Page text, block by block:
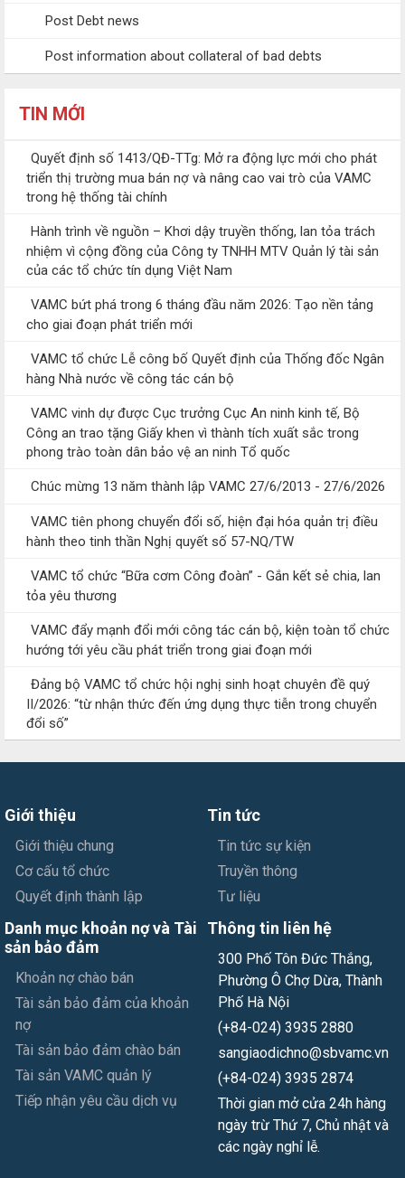
Post Debt news
Post information about collateral of bad debts
TIN MỚI
Quyết định số 1413/QĐ-TTg: Mở ra động lực mới cho phát
triển thị trường mua bán nợ và nâng cao vai trò của VAMC
trong hệ thống tài chính
Hành trình về nguồn – Khơi dậy truyền thống, lan tỏa trách
nhiệm vì cộng đồng của Công ty TNHH MTV Quản lý tài sản
của các tổ chức tín dụng Việt Nam
VAMC bứt phá trong 6 tháng đầu năm 2026: Tạo nền tảng
cho giai đoạn phát triển mới
VAMC tổ chức Lễ công bố Quyết định của Thống đốc Ngân
hàng Nhà nước về công tác cán bộ
VAMC vinh dự được Cục trưởng Cục An ninh kinh tế, Bộ
Công an trao tặng Giấy khen vì thành tích xuất sắc trong
phong trào toàn dân bảo vệ an ninh Tổ quốc
Chúc mừng 13 năm thành lập VAMC 27/6/2013 - 27/6/2026
VAMC tiên phong chuyển đổi số, hiện đại hóa quản trị điều
hành theo tinh thần Nghị quyết số 57-NQ/TW
VAMC tổ chức “Bữa cơm Công đoàn” - Gắn kết sẻ chia, lan
tỏa yêu thương
VAMC đẩy mạnh đổi mới công tác cán bộ, kiện toàn tổ chức
hướng tới yêu cầu phát triển trong giai đoạn mới
Đảng bộ VAMC tổ chức hội nghị sinh hoạt chuyên đề quý
II/2026: “từ nhận thức đến ứng dụng thực tiễn trong chuyển
đổi số”
Giới thiệu
Giới thiệu chung
Cơ cấu tổ chức
Quyết định thành lập
Tin tức
Tin tức sự kiện
Truyền thông
Tư liệu
Danh mục khoản nợ và Tài
sản bảo đảm
Khoản nợ chào bán
Tài sản bảo đảm của khoản
nợ
Tài sản bảo đảm chào bán
Tài sản VAMC quản lý
Tiếp nhận yêu cầu dịch vụ
Thông tin liên hệ
300 Phố Tôn Đức Thắng,
Phường Ô Chợ Dừa, Thành
Phố Hà Nội
(+84-024) 3935 2880
sangiaodichno@sbvamc.vn
(+84-024) 3935 2874
Thời gian mở cửa 24h hàng
ngày trừ Thứ 7, Chủ nhật và
các ngày nghỉ lễ.